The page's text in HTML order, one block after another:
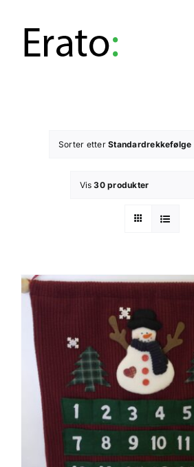
content
Sorter etterStandardrekkefølge
Vis30 produkter